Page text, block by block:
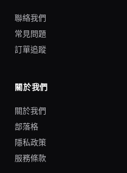
聯絡我們
常見問題
訂單追蹤
關於我們
關於我們
部落格
隱私政策
服務條款